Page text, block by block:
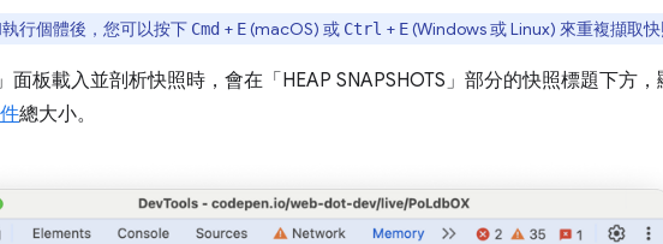
行個體後，您可以按下 Cmd + E(macOS) 或 Ctrl + E(Windows 或 Linux) 來重複擷取快
面板載入並剖析快照時，會在「HEAP SNAPSHOTS」 部分的快照標題下方，
總大小。